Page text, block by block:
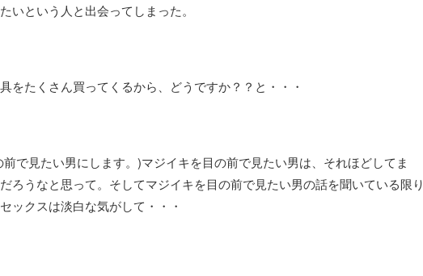
いという人と出会ってしまった。
をたくさん買ってくるから、どうですか？？と・・・
で見たい男にします。)マジイキを目の前で見たい男は、それほどしてま
ろうなと思って。そしてマジイキを目の前で見たい男の話を聞いている限り
ックスは淡白な気がして・・・